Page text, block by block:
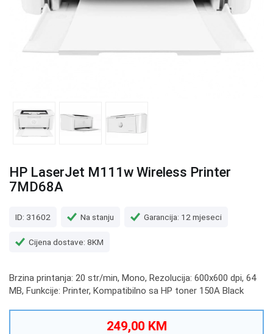
HP LaserJet M111w Wireless Printer
7MD68A
ID: 31602 Na stanju Garancija: 12 mjeseci
Cijena dostave: 8KM
Brzina printanja: 20 str/min, Mono, Rezolucija: 600x600 dpi, 64
MB, Funkcije: Printer, Kompatibilno sa HP toner 150A Black
249,00 KM